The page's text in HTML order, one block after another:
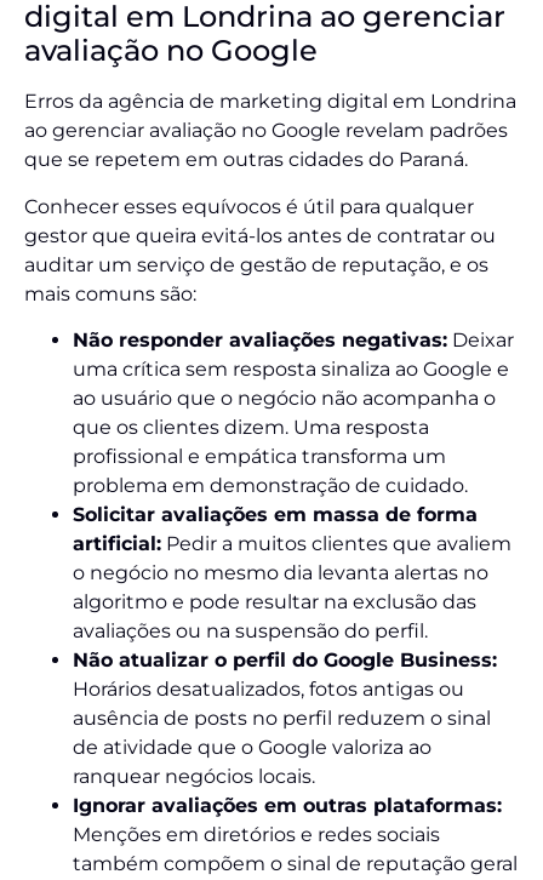
digital em Londrina ao gerenciar
avaliação no Google
Erros da agência de marketing digital em Londrina
ao gerenciar avaliação no Google revelam padrões
que se repetem em outras cidades do Paraná.
Conhecer esses equívocos é útil para qualquer
gestor que queira evitá-los antes de contratar ou
auditar um serviço de gestão de reputação, e os
mais comuns são:
Não responder avaliações negativas: Deixar
uma crítica sem resposta sinaliza ao Google e
ao usuário que o negócio não acompanha o
que os clientes dizem. Uma resposta
profissional e empática transforma um
problema em demonstração de cuidado.
Solicitar avaliações em massa de forma
artificial: Pedir a muitos clientes que avaliem
o negócio no mesmo dia levanta alertas no
algoritmo e pode resultar na exclusão das
avaliações ou na suspensão do perfil.
Não atualizar o perfil do Google Business:
Horários desatualizados, fotos antigas ou
ausência de posts no perfil reduzem o sinal
de atividade que o Google valoriza ao
ranquear negócios locais.
Ignorar avaliações em outras plataformas:
Menções em diretórios e redes sociais
também compõem o sinal de reputação geral